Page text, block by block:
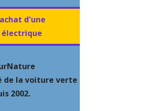
d'une
la voiture verte
2002.